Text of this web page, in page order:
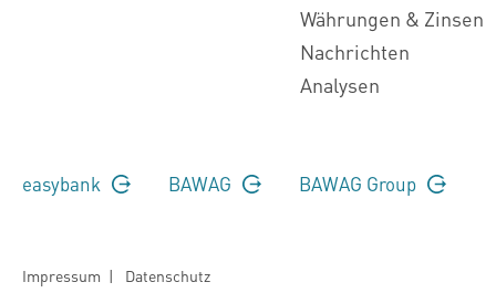
Währungen & Zinsen
Nachrichten
Analysen
easybank BAWAG BAWAG Group
Impressum | Datenschutz